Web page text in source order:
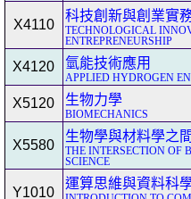
X4110
科技創新與創業實
TECHNOLOGICAL
ENTREPRENEURSHIP
X4120 氫能技術應用
APPLIED HYDROGEN
X5120 生物力學
BIOMECHANICS
X5580
生物學與材料學之
THE INTERSECTION OF
SCIENCE
Y1010
運算思維與資料科